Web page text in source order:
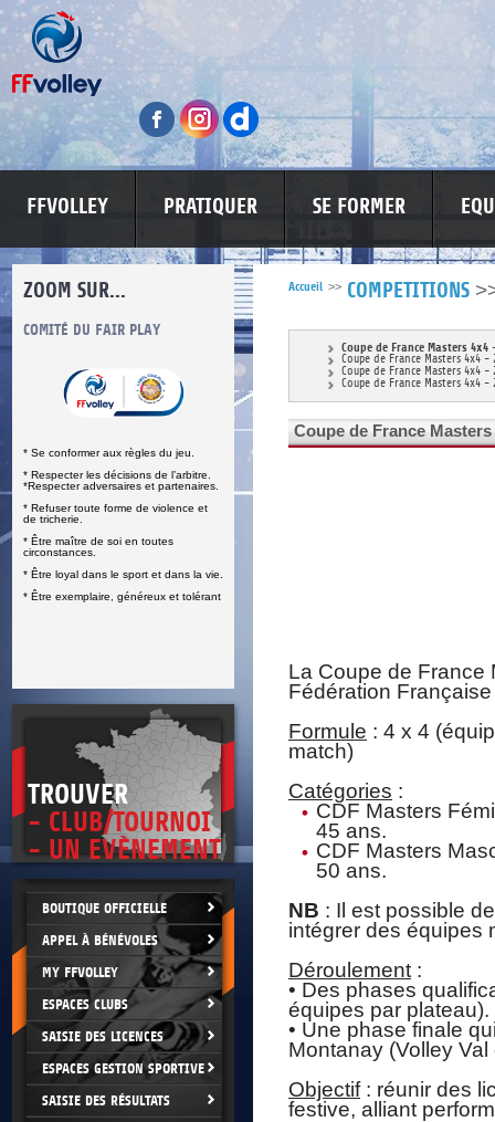
FFVOLLEY PRATIQUER SE FORMER
ZOOM SUR...
COMITÉ DU FAIR PLAY
* Se conformer aux règles du jeu.
* Respecter les décisions de l’arbitre.
*Respecter adversaires et partenaires.
* Refuser toute forme de violence et
de tricherie.
* Être maître de soi en toutes
circonstances.
* Être loyal dans le sport et dans la vie.
* Être exemplaire, généreux et tolérant
LUTTE CONTRE LES VIOLENCES MA PETITE
TROUVER
- CLUB/TOURNOI
- UN EVÈNEMENT
BOUTIQUE OFFICIELLE
APPEL À BÉNÉVOLES
MY FFVOLLEY
ESPACES CLUBS
SAISIE DES LICENCES
ESPACES GESTION SPORTIVE
SAISIE DES RÉSULTATS
Accueil >> COMPETITIONS
Coupe de France Masters 4x4
Coupe de France Masters 4x4 -
Coupe de France Masters 4x4 -
Coupe de France Masters 4x4 -
Coupe de France Masters
La Coupe de France
Fédération
Formule : 4 x 4
match)
Catégories :
CDF Masters
45 ans.
CDF Masters
50 ans.
NB : Il est possible
intégrer des équipes
Déroulement :
• Des phases
équipes par plateau).
• Une phase finale
Montanay (Volley
Objectif: réunir des
festive, alliant